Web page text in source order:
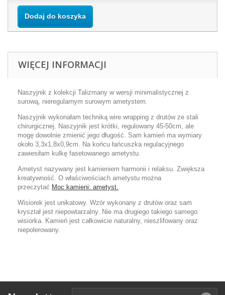
Dodaj do koszyka
WIĘCEJ INFORMACJI
Naszyjnik z kolekcji Talizmany w wersji minimalistycznej z
surową, nieregularnym surowym ametystem.
Naszyjnik wykonałam techniką wire wrapping z drutów ze stali
chirurgicznej. Naszyjnik jest krótki, regulowany 45-50cm, ale
mogę dowolnie zmienić jego długość. Sam kamień ma wymiary
około 3,3x1,8x0,9cm. Na końcu łańcuszka regulacyjnego
zawiesiłam kulkę fasetowanego ametystu.
Ametyst nazywany jest kamieniem harmonii i relaksu. Zwiększa
kreatywność. O właściwościach ametystu można
przeczytać Moc kamieni: ametyst.
Wisiorek jest unikatowy. Wzór wykonany z drutów oraz sam
kryształ jest niepowtarzalny. Nie ma drugiego takiego samego
wisiorka. Kamień jest całkowicie naturalny, nieszlifowany oraz
niepolerowany.